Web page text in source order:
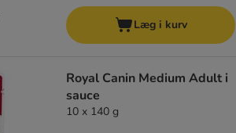
Læg i kurv
Royal Canin Medium Adult i
sauce
10 x 140 g